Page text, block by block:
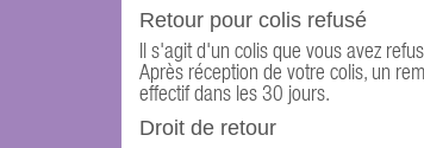
Retour pour colis refusé
Il s'agit d'un colis que vous avez
Après réception de votre colis, un
effectif dans les 30 jours.
Droit de retour